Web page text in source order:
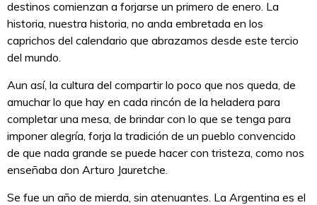
destinos comienzan a forjarse un primero de enero. La
historia, nuestra historia, no anda embretada en los
caprichos del calendario que abrazamos desde este tercio
del mundo.
Aun así, la cultura del compartir lo poco que nos queda, de
amuchar lo que hay en cada rincón de la heladera para
completar una mesa, de brindar con lo que se tenga para
imponer alegría, forja la tradición de un pueblo convencido
de que nada grande se puede hacer con tristeza, como nos
enseñaba don Arturo Jauretche.
Se fue un año de mierda, sin atenuantes. La Argentina es el